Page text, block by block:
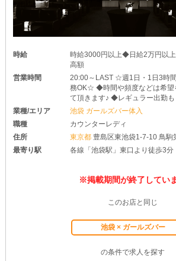
時給
時給3000円以上◆日給2万円以
高額
営業時間
20:00～LAST ☆週1日・1日3時
務OK☆ ◆時間や頻度などは希望
て頂きます♪ ◆レギュラー出勤も
業種/エリア
池袋 ガールズバー体入
職種
カウンターレディ
住所
東京都 豊島区東池袋1-7-10 鳥駒
最寄り駅
各線「池袋駅」東口より徒歩3
※掲載期間が終了してい
このお店と同じ
池袋 × ガールズバー
の条件で求人を探す